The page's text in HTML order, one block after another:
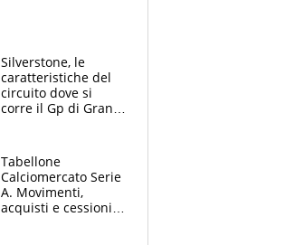
Silverstone, le
caratteristiche del
circuito dove si
corre il Gp di Gran
Tabellone
Calciomercato Serie
A. Movimenti,
acquisti e cessioni: